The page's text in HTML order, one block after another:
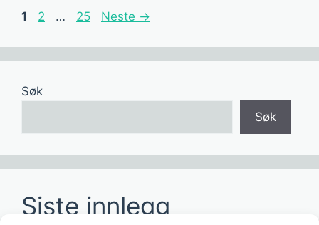
Side
1 Side
2 … Side
25 Neste →
Søk
Søk
Siste innlegg